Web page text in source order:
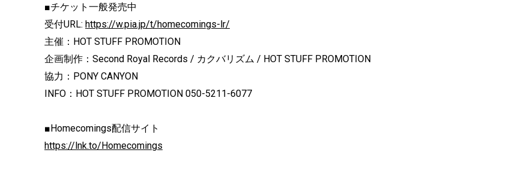
■チケット一般発売中
受付URL: https://w.pia.jp/t/homecomings-lr/
主催：HOT STUFF PROMOTION
企画制作：Second Royal Records / カクバリズム / HOT STUFF PROMOTION
協力：PONY CANYON
INFO：HOT STUFF PROMOTION 050-5211-6077
■Homecomings配信サイト
https://lnk.to/Homecomings